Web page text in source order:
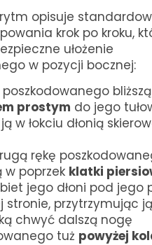
opisuje
krok po kroku,
ułożenie
w pozycji bocznej:
poszkodowanego
prostym do jego
w łokciu dłonią
rękę
w poprzek klatki
jego dłoni pod jego
stronie, przytrzymując
chwyć dalszą nogę
tuż powyżej